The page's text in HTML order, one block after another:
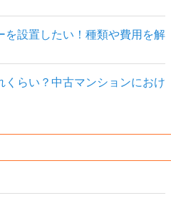
設置したい！種類や費用を解
らい？中古マンションにおけ